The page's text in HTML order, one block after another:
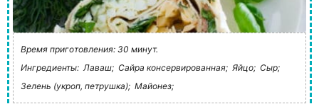
Время приготовления: 30 минут.
Ингредиенты: Лаваш; Сайра консервированная; Яйцо; Сыр;
Зелень (укроп, петрушка); Майонез;